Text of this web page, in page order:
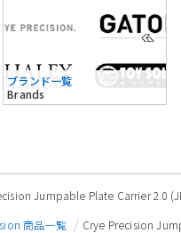
ブランド一覧
Brands
Jumpable Plate Carrier 2.0
商品一覧
Crye Precision